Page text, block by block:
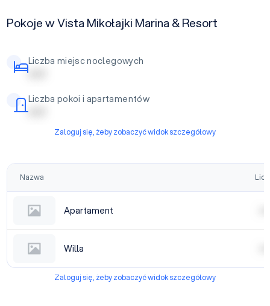
Pokoje w Vista Mikołajki Marina & Resort
Liczba miejsc noclegowych
| | | | |
Liczba pokoi i apartamentów
| | | | |
Zaloguj się, żeby zobaczyć widok szczegółowy
Nazwa
Apartament
Willa
Zaloguj się, żeby zobaczyć widok szczegółowy